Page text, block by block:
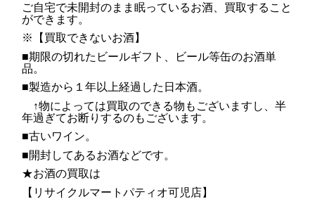
ご自宅で未開封のまま眠っているお酒、買取すること
ができます。
※【買取できないお酒】
■期限の切れたビールギフト、ビール等缶のお酒単
品。
■製造から１年以上経過した日本酒。
↑物によっては買取のできる物もございますし、半
年過ぎてお断りするのもございます。
■古いワイン。
■開封してあるお酒などです。
★お酒の買取は
【リサイクルマートパティオ可児店】